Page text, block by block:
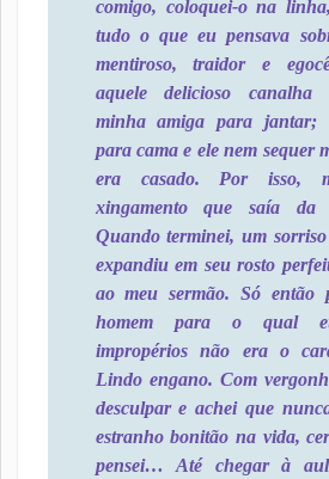
comigo, coloquei-o na
tudo o que eu pensava
mentiroso, traidor e
aquele delicioso canalha
minha amiga para jantar;
para cama e ele nem sequer
era casado. Por isso,
xingamento que saía da
Quando terminei, um sorriso
expandiu em seu rosto
ao meu sermão. Só então
homem para o qual
impropérios não era o
Lindo engano. Com
desculpar e achei que
estranho bonitão na vida,
pensei… Até chegar à